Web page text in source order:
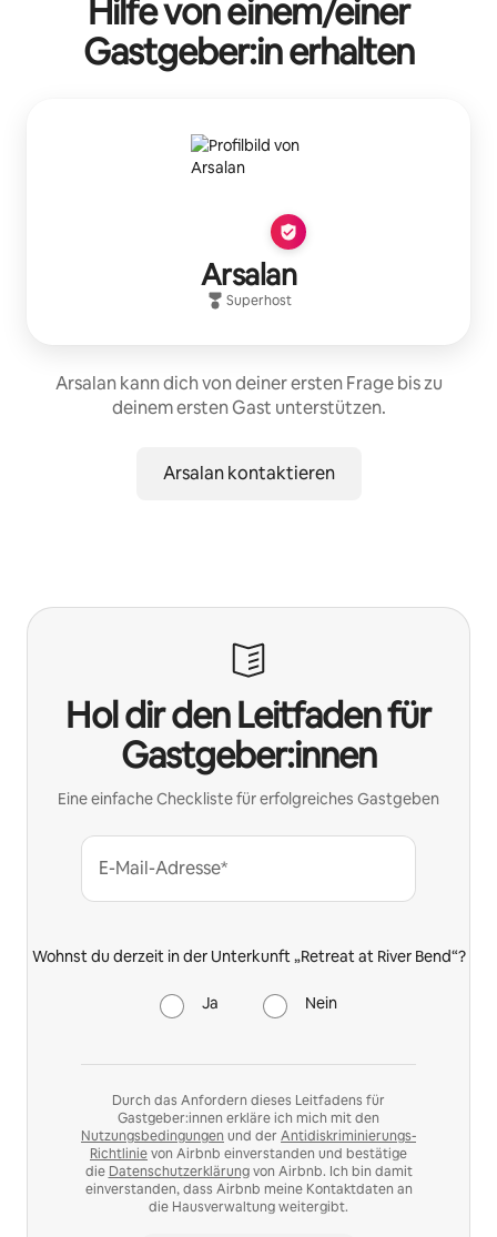
Hilfe von einem/einer
Gastgeber:in erhalten
Arsalan
Superhost
Arsalan kann dich von deiner ersten Frage bis zu
deinem ersten Gast unterstützen.
Arsalan kontaktieren
Hol dir den Leitfaden für
Gastgeber:innen
Eine einfache Checkliste für erfolgreiches Gastgeben
E-Mail-Adresse*
Wohnst du derzeit in der Unterkunft „Retreat at River Bend“?
Ja Nein
Durch das Anfordern dieses Leitfadens für
Gastgeber:innen erkläre ich mich mit den
Nutzungsbedingungen und der Antidiskriminierungs-
Richtlinievon Airbnb einverstanden und bestätige
die Datenschutzerklärungvon Airbnb. Ich bin damit
einverstanden, dass Airbnb meine Kontaktdaten an
die Hausverwaltung weitergibt.